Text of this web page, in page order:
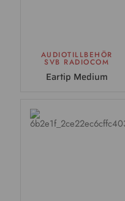
AUDIOTILLBEHÖR
SVB RADIOCOM
Eartip Medium